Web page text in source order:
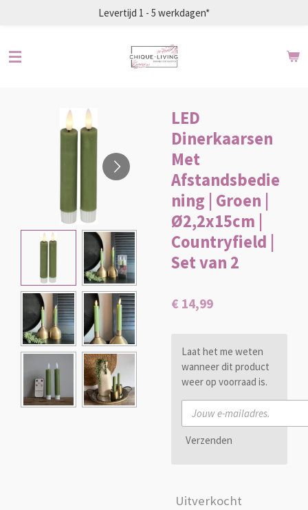
de
Levertijd 1 - 5 werkdagen*
LED
Dinerkaarsen
Met
Afstandsbedie
ning | Groen |
Ø2,2x15cm |
Countryfield |
Set van 2
€ 14,99
Laat het me weten
wanneer dit product
weer op voorraad is.
Verzenden
Uitverkocht